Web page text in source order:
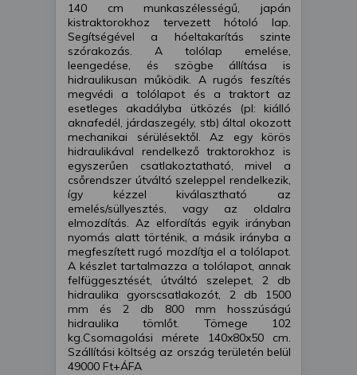
140 cm munkaszélességű, japán
kistraktorokhoz tervezett hótoló lap.
Segítségével a hóeltakarítás szinte
szórakozás. A tolólap emelése,
leengedése, és szögbe állítása is
hidraulikusan működik. A rugós feszítés
megvédi a tolólapot és a traktort az
esetleges akadályba ütközés (pl: kiálló
aknafedél, járdaszegély, stb) által okozott
mechanikai sérülésektől. Az egy körös
hidraulikával rendelkező traktorokhoz is
egyszerűen csatlakoztatható, mivel a
csőrendszer útváltó szeleppel rendelkezik,
így kézzel kiválasztható az
emelés/süllyesztés, vagy az oldalra
elmozdítás. Az elfordítás egyik irányban
nyomás alatt történik, a másik irányba a
megfeszített rugó mozdítja el a tolólapot.
A készlet tartalmazza a tolólapot, annak
felfüggesztését, útváltó szelepet, 2 db
hidraulika gyorscsatlakozót, 2 db 1500
mm és 2 db 800 mm hosszúságú
hidraulika tömlőt. Tömege 102
kg.Csomagolási mérete 140x80x50 cm.
Szállítási költség az ország területén belül
49000 Ft+ÁFA